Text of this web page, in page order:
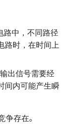
试基础 - AC 参数
Test 🚧
Parameters
of ADC
路中，不同路径
路时，在时间上
出信号需要经
间内可能产生瞬
存在。